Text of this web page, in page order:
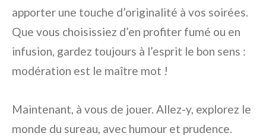
apporter une touche d’originalité à vos soirées.
Que vous choisissiez d’en profiter fumé ou en
infusion, gardez toujours à l’esprit le bon sens :
modération est le maître mot !
Maintenant, à vous de jouer. Allez-y, explorez le
monde du sureau, avec humour et prudence.